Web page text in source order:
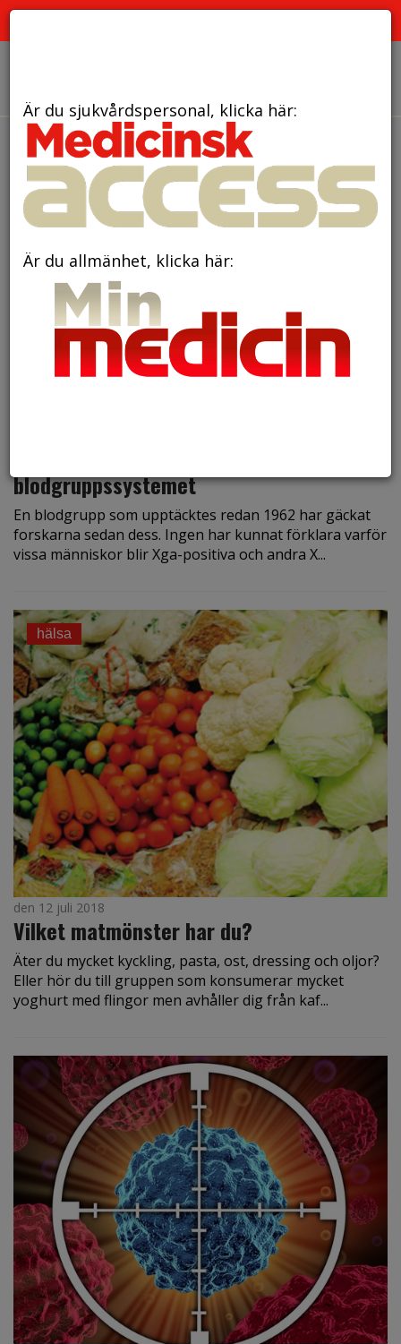
blodgruppssystemet
En blodgrupp som upptäcktes redan 1962 har gäckat
forskarna sedan dess. Ingen har kunnat förklara varför
vissa människor blir Xga-positiva och andra X...
hälsa
den 12 juli 2018
Vilket matmönster har du?
Äter du mycket kyckling, pasta, ost, dressing och oljor?
Eller hör du till gruppen som konsumerar mycket
yoghurt med flingor men avhåller dig från kaf...
Är du sjukvårdspersonal, klicka här:
Är du allmänhet, klicka här: